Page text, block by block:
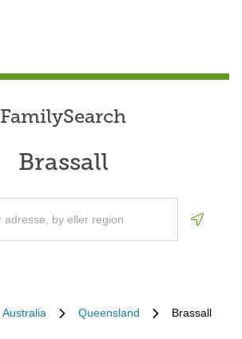
FamilySearch
Brassall
Australia Queensland Brassall